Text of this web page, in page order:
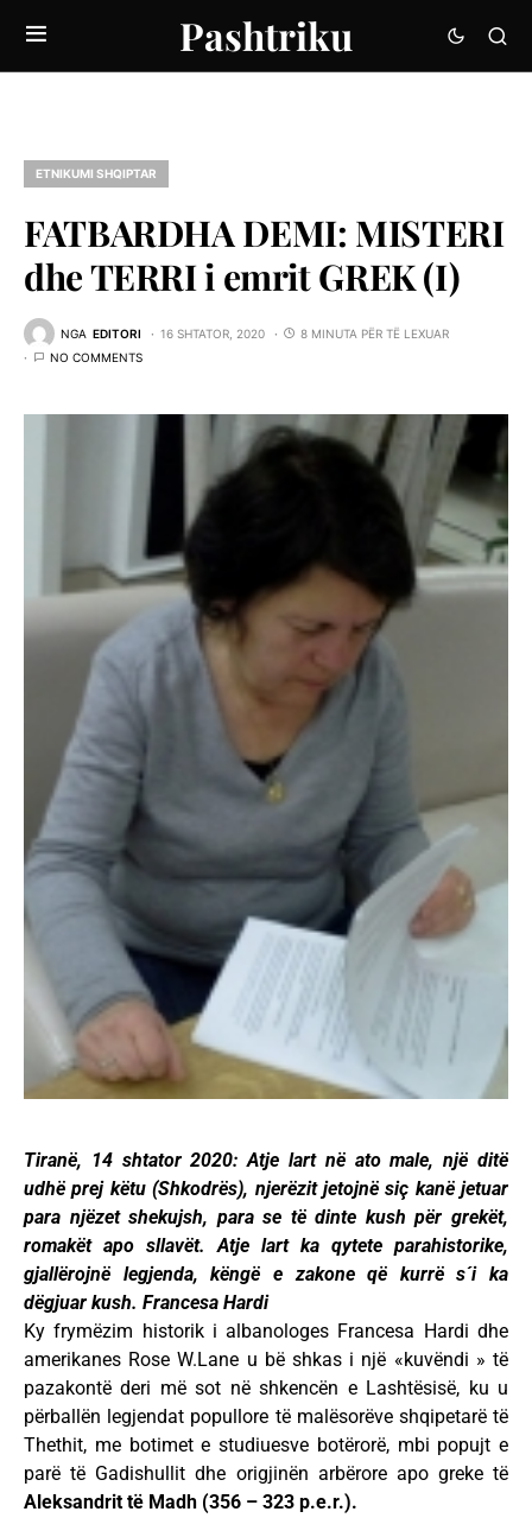
Pashtriku
ETNIKUMI SHQIPTAR
FATBARDHA DEMI: MISTERI
dhe TERRI i emrit GREK (I)
NGA EDITORI 16 SHTATOR, 2020
8 MINUTA PËR TË LEXUAR
NO COMMENTS
Tiranë, 14 shtator 2020: Atje lart në ato male, një ditë
udhë prej këtu (Shkodrës), njerëzit jetojnë siç kanë jetuar
para njëzet shekujsh, para se të dinte kush për grekët,
romakët apo sllavët. Atje lart ka qytete parahistorike,
gjallërojnë legjenda, këngë e zakone që kurrë s´i ka
dëgjuar kush. Francesa Hardi
Ky frymëzim historik i albanologes Francesa Hardi dhe
amerikanes Rose W.Lane u bë shkas i një «kuvëndi » të
pazakontë deri më sot në shkencën e Lashtësisë, ku u
përballën legjendat popullore të malësorëve shqipetarë të
Thethit, me botimet e studiuesve botërorë, mbi popujt e
parë të Gadishullit dhe origjinën arbërore apo greke të
Aleksandrit të Madh (356 – 323 p.e.r.).